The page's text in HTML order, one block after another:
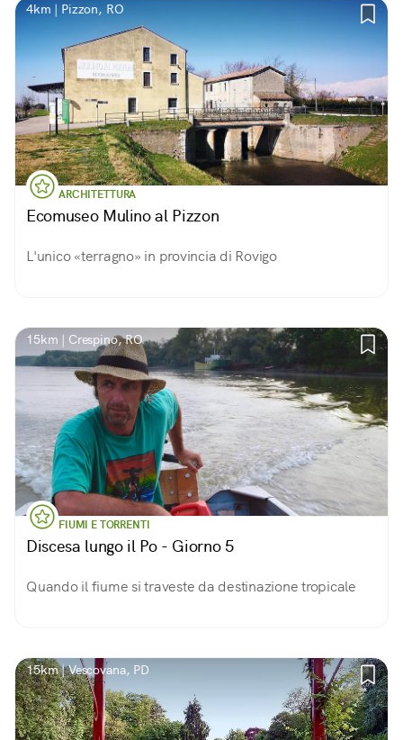
4km | Pizzon, RO
ARCHITETTURA
Ecomuseo Mulino al Pizzon
L'unico «terragno» in provincia di Rovigo
15km | Crespino, RO
FIUMI E TORRENTI
Discesa lungo il Po - Giorno 5
Quando il fiume si traveste da destinazione tropicale
15km | Vescovana, PD